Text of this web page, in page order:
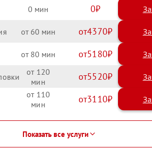
0 0
60 4370
80 5180
120 5520
110 3110
Показать все услуги